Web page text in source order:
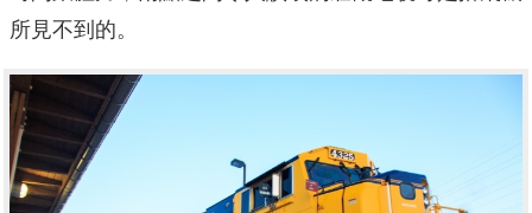
所見不到的。